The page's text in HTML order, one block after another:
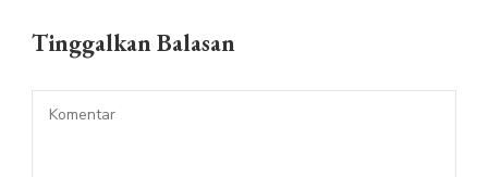
Tinggalkan Balasan